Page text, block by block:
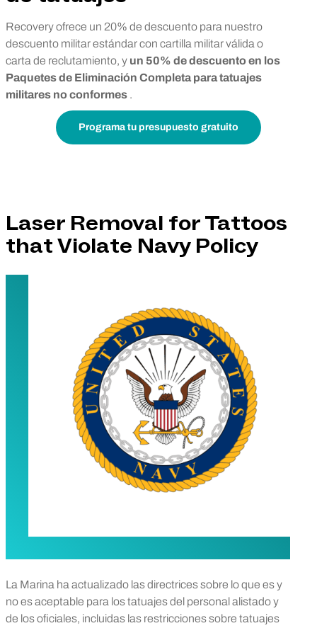
Recovery ofrece un 20% de descuento para nuestro
descuento militar estándar con cartilla militar válida o
carta de reclutamiento, y un 50% de descuento en los
Paquetes de Eliminación Completa para tatuajes
militares no conformes .
Programa tu presupuesto gratuito
Laser Removal for Tattoos
that Violate Navy Policy
La Marina ha actualizado las directrices sobre lo que es y
no es aceptable para los tatuajes del personal alistado y
de los oficiales, incluidas las restricciones sobre tatuajes